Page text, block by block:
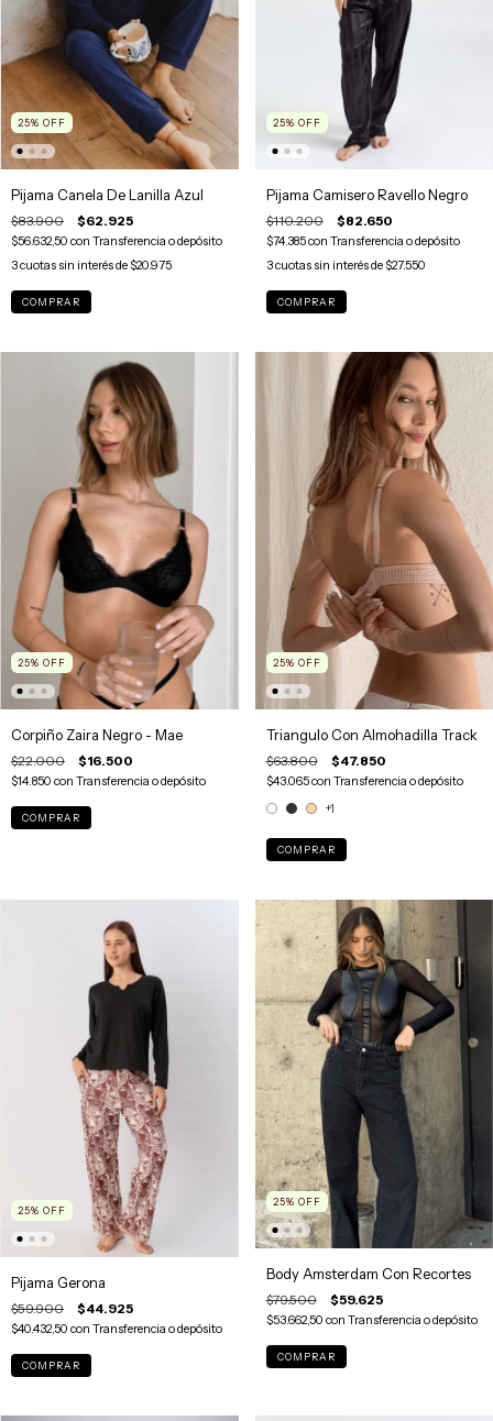
25% OFF
Pijama Canela De Lanilla Azul
$83.900 $62.925
$56.632,50 con Transferencia o depósito
3cuotas sin interés de$20.975
COMPRAR
25% OFF
Pijama Camisero Ravello Negro
$110.200 $82.650
$74.385con Transferencia o depósito
3cuotas sin interés de$27.550
COMPRAR
25% OFF
Corpiño Zaira Negro - Mae
$22.000 $16.500
$14.850 con Transferencia o depósito
COMPRAR
25% OFF
Triangulo Con Almohadilla Track
$63.800 $47.850
$43.065con Transferencia o depósito
+1
COMPRAR
25% OFF
Pijama Gerona
$59.900 $44.925
$40.432,50 con Transferencia o depósito
COMPRAR
25% OFF
Body Amsterdam Con Recortes
$79.500 $59.625
$53.662,50 con Transferencia o depósito
COMPRAR